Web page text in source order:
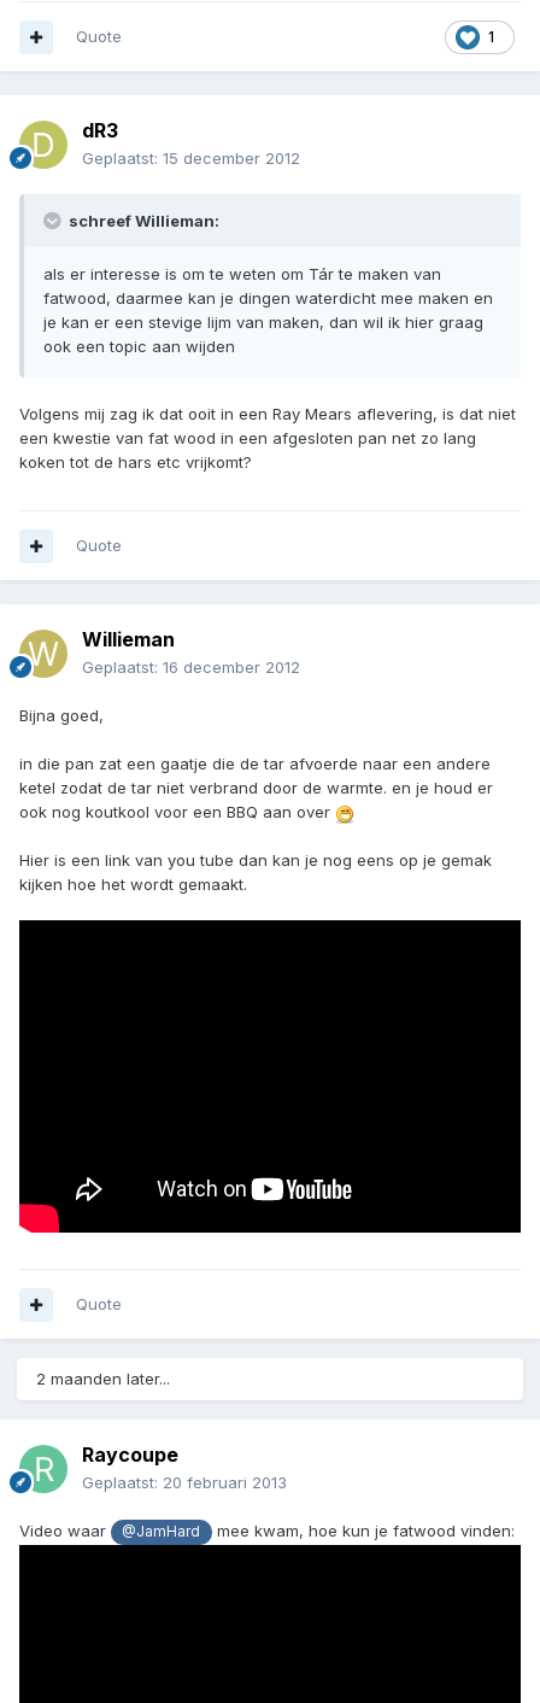
1
Quote
dR3
Geplaatst: 15 december 2012
schreef Willieman:
als er interesse is om te weten om Tár te maken van
fatwood, daarmee kan je dingen waterdicht mee maken en
je kan er een stevige lijm van maken, dan wil ik hier graag
ook een topic aan wijden
Volgens mij zag ik dat ooit in een Ray Mears aflevering, is dat niet
een kwestie van fat wood in een afgesloten pan net zo lang
koken tot de hars etc vrijkomt?
Quote
Willieman
Geplaatst: 16 december 2012
Bijna goed,
in die pan zat een gaatje die de tar afvoerde naar een andere
ketel zodat de tar niet verbrand door de warmte. en je houd er
ook nog koutkool voor een BBQ aan over
Hier is een link van you tube dan kan je nog eens op je gemak
kijken hoe het wordt gemaakt.
Quote
2 maanden later...
Raycoupe
Geplaatst: 20 februari 2013
Video waar @JamHard mee kwam, hoe kun je fatwood vinden: